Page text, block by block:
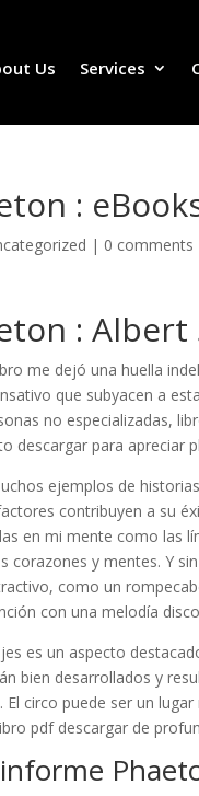
Us Services
:
| 0 comments
: Albert
me dejó una huella
que subyacen a
no especializadas,
descargar para apreciar
ejemplos de
contribuyen a su
en mi mente como las
corazones y mentes. Y
como un
con una melodía
es un aspecto
bien desarrollados y
circo puede ser un
pdf descargar de